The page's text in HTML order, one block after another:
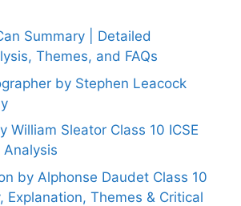
Summary | Detailed
Themes, and FAQs
by Stephen Leacock
William Sleator Class 10 ICSE
by Alphonse Daudet Class 10
Explanation, Themes & Critical